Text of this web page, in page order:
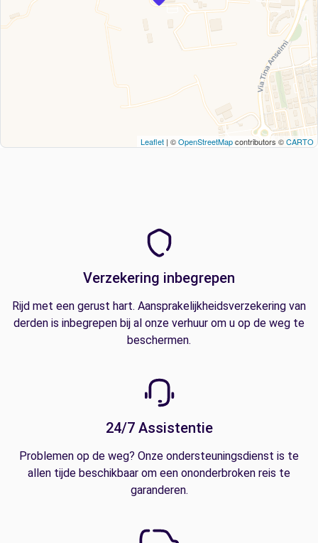
Leaflet | ©OpenStreetMapcontributors ©CARTO
Verzekering inbegrepen
Rijd met een gerust hart. Aansprakelijkheidsverzekering van
derden is inbegrepen bij al onze verhuur om u op de weg te
beschermen.
24/7 Assistentie
Problemen op de weg? Onze ondersteuningsdienst is te
allen tijde beschikbaar om een ononderbroken reis te
garanderen.